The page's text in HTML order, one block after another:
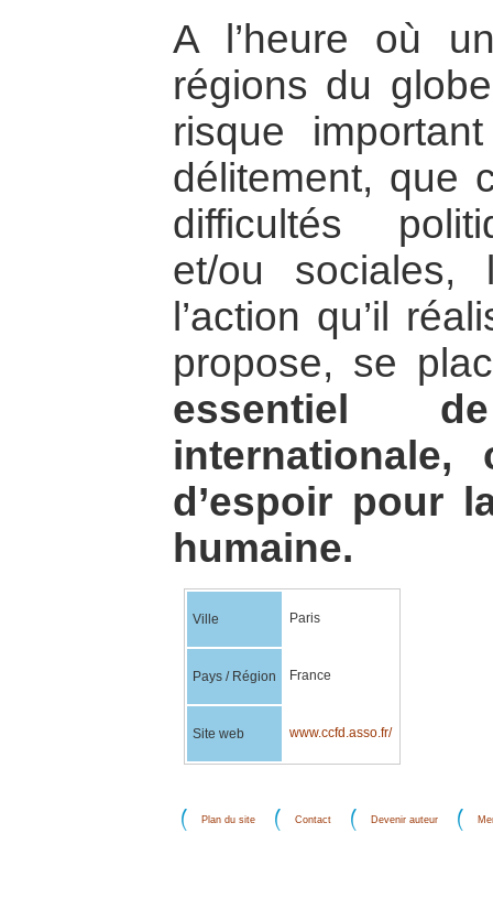
A l’heure où
régions du
risque
délitement, que
difficultés
et/ou
l’action qu’il
propose, se
essentiel
internationale,
d’espoir pour
humaine.
Ville Paris
Pays / Région France
Site web www.ccfd.asso.fr/
Plan du site Contact Devenir auteur